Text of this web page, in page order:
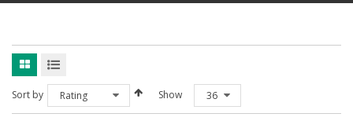
Sort by Rating Show 36